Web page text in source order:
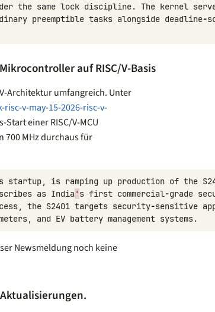
the same lock discipline. The kernel
preemptible tasks alongside deadline-
auf RISC/V-Basis
Architektur umfangreich. Unter
v-may-15-2026-risc-v-
einer RISC/V-MCU
700 MHz durchaus für
startup, is ramping up production of the
as India' s first commercial-grade
, the S2401 targets security-sensitive
, and EV battery management systems.
Newsmeldung noch keine